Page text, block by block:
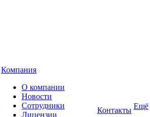
Компания
О компании
Новости
Сотрудники
Лицензии
Контакты Ещё